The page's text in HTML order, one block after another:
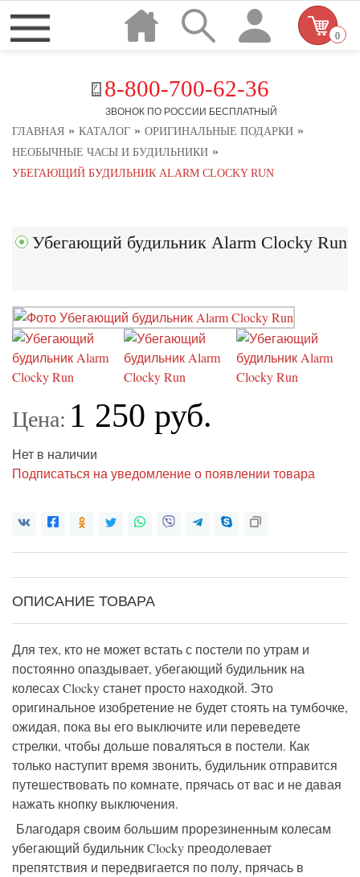
8-800-700-62-36
ЗВОНОК ПО РОССИИ БЕСПЛАТНЫЙ
0
ГЛАВНАЯ » КАТАЛОГ » ОРИГИНАЛЬНЫЕ ПОДАРКИ »
НЕОБЫЧНЫЕ ЧАСЫ И БУДИЛЬНИКИ »
УБЕГАЮЩИЙ БУДИЛЬНИК ALARM CLOCKY RUN
Убегающий будильник Alarm Clocky Run
Цена: 1 250 руб.
Нет в наличии
Подписаться на уведомление о появлении товара
ОПИСАНИЕ ТОВАРА
Для тех, кто не может встать с постели по утрам и
постоянно опаздывает, убегающий будильник на
колесах Clocky станет просто находкой. Это
оригинальное изобретение не будет стоять на тумбочке,
ожидая, пока вы его выключите или переведете
стрелки, чтобы дольше поваляться в постели. Как
только наступит время звонить, будильник отправится
путешествовать по комнате, прячась от вас и не давая
нажать кнопку выключения.
Благодаря своим большим прорезиненным колесам
убегающий будильник Clocky преодолевает
препятствия и передвигается по полу, прячась в